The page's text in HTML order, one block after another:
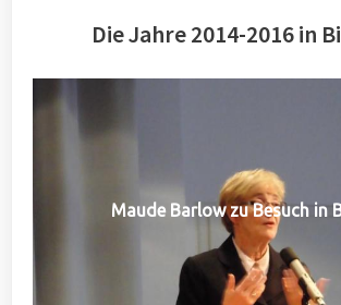
Die Jahre 2014-2016 in
Maude Barlow zu Besuch in